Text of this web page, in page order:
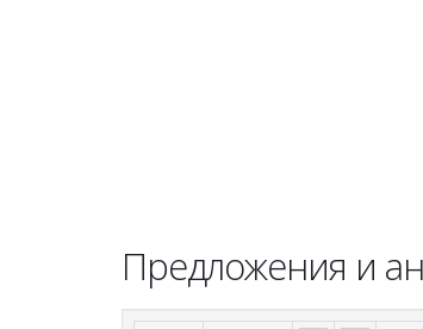
Предложения и